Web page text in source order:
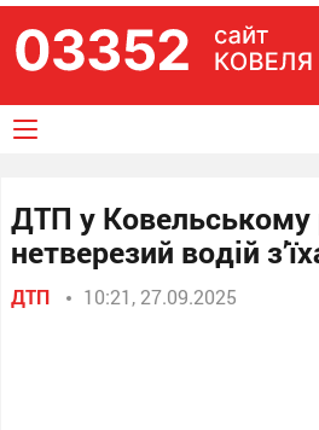
ДТП у Ковельському
нетверезий водій
ДТП 10:21, 27.09.2025